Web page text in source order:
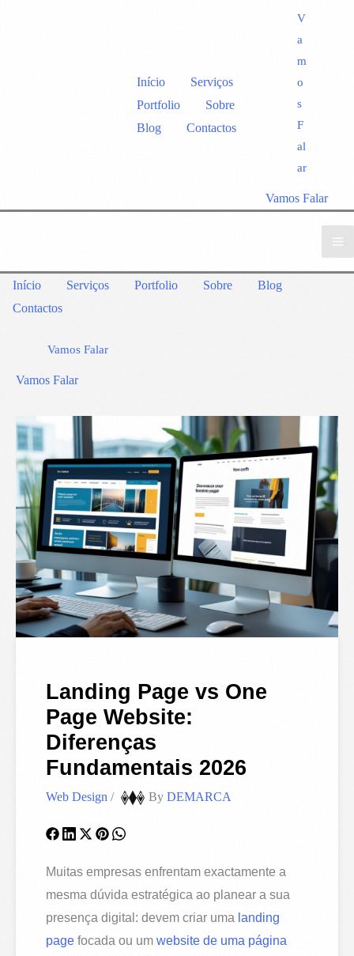
Início
Serviços
Portfolio
Sobre
Blog
Contactos
V
a
m
o
s
F
al
ar
Vamos Falar
Início Serviços Portfolio Sobre
Blog
Contactos
Vamos Falar
Vamos Falar
Landing Page vs One
Page Website:
Diferenças
Fundamentais 2026
Web Design / ByDEMARCA
Muitas empresas enfrentam exactamente a
mesma dúvida estratégica ao planear a sua
presença digital: devem criar uma landing
page focada ou umwebsite de uma página